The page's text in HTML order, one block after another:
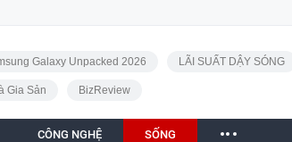
Galaxy Unpacked 2026 LÃI SUẤT DẬY SÓNG
Gia Sản BizReview
CÔNG NGHỆ SỐNG